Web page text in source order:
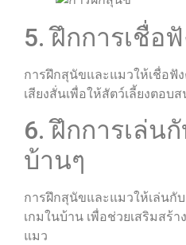
5. ฝึกการเชื่อ
การฝึกสุนัขและแมวให้เชื่อฟั
เสียงสั่นเพื่อให้สัตว์เลี้ยงตอบ
6. ฝึกการเล่น
บ้านๆ
การฝึกสุนัขและแมวให้เล่นกั
เกมในบ้าน เพื่อช่วยเสริมสร้
แมว